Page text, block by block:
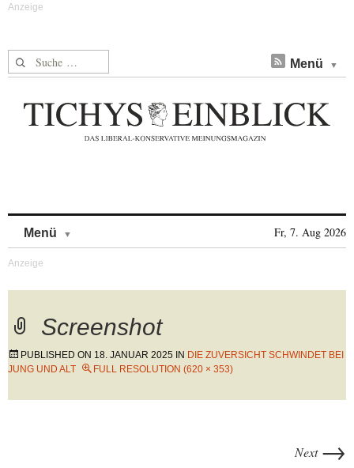
Suche nach: Menü
Menü Fr, 7. Aug 2026
Screenshot
PUBLISHED ON 18. JANUAR 2025 IN DIE ZUVERSICHT SCHWINDET BEI
JUNG UND ALT
FULL RESOLUTION (620 × 353)
Next →